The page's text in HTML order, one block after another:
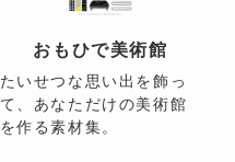
おもひで美術館
たいせつな思い出を飾っ
て、あなただけの美術館
を作る素材集。